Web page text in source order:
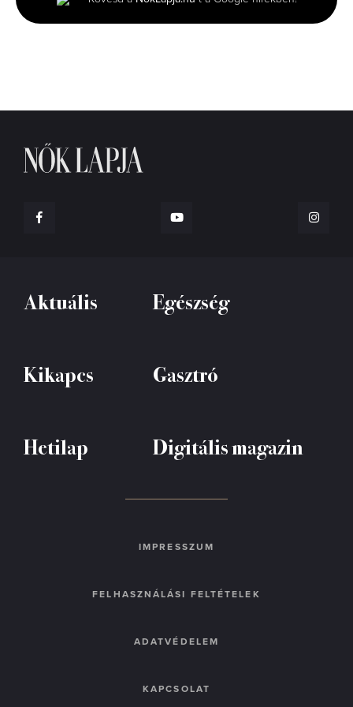
6
seconds
Aktuális Egészség
Kikapcs Gasztró
Hetilap Digitális magazin
IMPRESSZUM
FELHASZNÁLÁSI FELTÉTELEK
ADATVÉDELEM
KAPCSOLAT